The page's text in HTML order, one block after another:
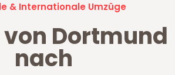
& Internationale Umzüge
von Dortmund
nach